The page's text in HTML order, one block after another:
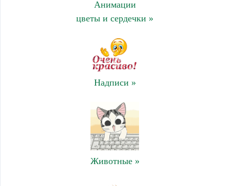
Анимации
цветы и сердечки »
Надписи »
Животные »